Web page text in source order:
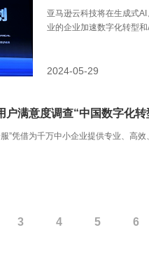
亚马逊云科技将在生成式
业的企业加速数字化转型和
2024-05-29
户满意度调查“中国数字化
”凭借为千万中小企业提供专业、高
3 4 5 6